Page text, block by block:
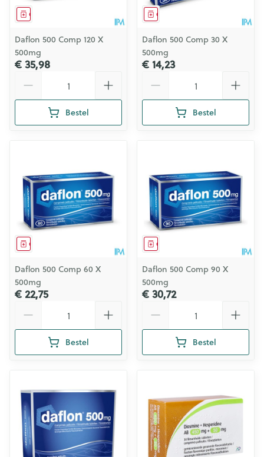
Geneesmiddel
Daflon 500 Comp 120 X
500mg
€ 35,98
Bestel
Geneesmiddel
Daflon 500 Comp 30 X
500mg
€ 14,23
Bestel
Geneesmiddel
Daflon 500 Comp 60 X
500mg
€ 22,75
Bestel
Geneesmiddel
Daflon 500 Comp 90 X
500mg
€ 30,72
Bestel